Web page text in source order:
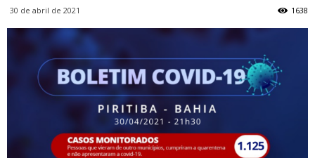
Piritiba
30 de abril de 2021 1638